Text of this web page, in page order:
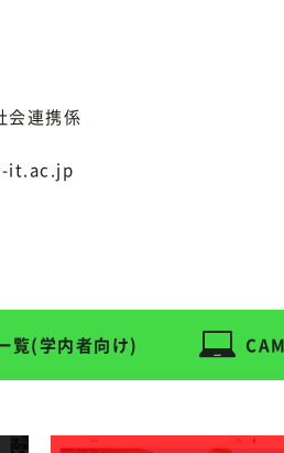
会連携係
it.ac.jp
覧(学内者向け)